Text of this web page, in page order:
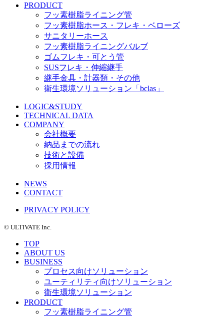
PRODUCT
フッ素樹脂ライニング管
フッ素樹脂ホース・フレキ・ベローズ
サニタリーホース
フッ素樹脂ライニングバルブ
ゴムフレキ・可とう管
SUSフレキ・伸縮継手
継手金具・計器類・その他
衛生環境ソリューション「bclas」
LOGIC&STUDY
TECHNICAL DATA
COMPANY
会社概要
納品までの流れ
技術と設備
採用情報
NEWS
CONTACT
PRIVACY POLICY
©️ ULTIVATE Inc.
TOP
ABOUT US
BUSINESS
プロセス向けソリューション
ユーティリティ向けソリューション
衛生環境ソリューション
PRODUCT
フッ素樹脂ライニング管